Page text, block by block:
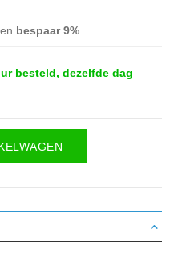
en bespaar9%
besteld, dezelfde dag